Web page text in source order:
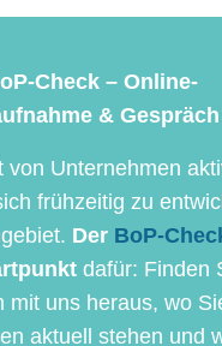
Check – Online-
& Gespräch
von Unternehmen
frühzeitig zu
Der BoP-
dafür: Finden
mit uns heraus, wo
aktuell stehen und